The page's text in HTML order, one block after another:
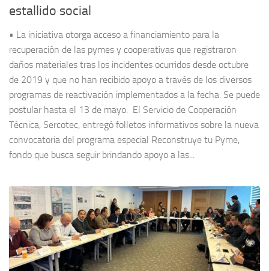
estallido social
• La iniciativa otorga acceso a financiamiento para la
recuperación de las pymes y cooperativas que registraron
daños materiales tras los incidentes ocurridos desde octubre
de 2019 y que no han recibido apoyo a través de los diversos
programas de reactivación implementados a la fecha. Se puede
postular hasta el 13 de mayo. El Servicio de Cooperación
Técnica, Sercotec, entregó folletos informativos sobre la nueva
convocatoria del programa especial Reconstruye tu Pyme,
fondo que busca seguir brindando apoyo a las...